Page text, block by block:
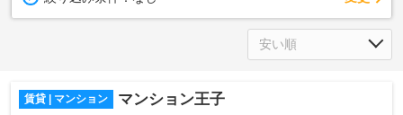
賃貸 | マンション マンション王子